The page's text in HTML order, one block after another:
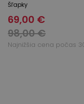
Šľapky
69,00 €
98,00 €
Najnižšia cena počas